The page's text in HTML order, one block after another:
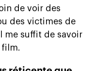
de voir des
des victimes de
me suffit de savoir
film.